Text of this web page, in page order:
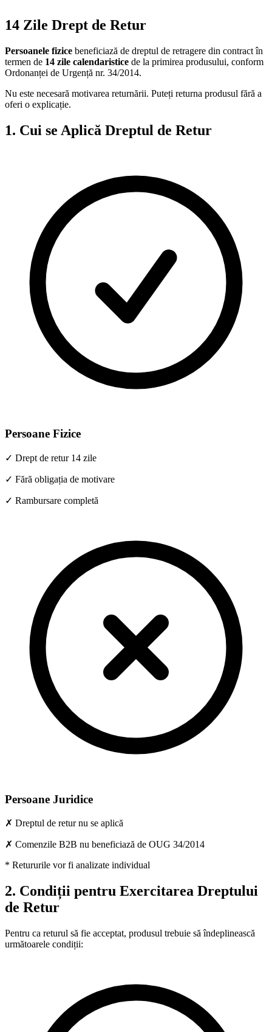
14 Zile Drept de Retur
Persoanele fizice beneficiază de dreptul de retragere din contract în
termen de 14 zile calendaristice de la primirea produsului, conform
Ordonanței de Urgență nr. 34/2014.
Nu este necesară motivarea returnării. Puteți returna produsul fără a
oferi o explicație.
1. Cui se Aplică Dreptul de Retur
Persoane Fizice
✓ Drept de retur 14 zile
✓ Fără obligația de motivare
✓ Rambursare completă
Persoane Juridice
✗ Dreptul de retur nu se aplică
✗ Comenzile B2B nu beneficiază de OUG 34/2014
* Retururile vor fi analizate individual
2. Condiții pentru Exercitarea Dreptului
de Retur
Pentru ca returul să fie acceptat, produsul trebuie să îndeplinească
următoarele condiții: